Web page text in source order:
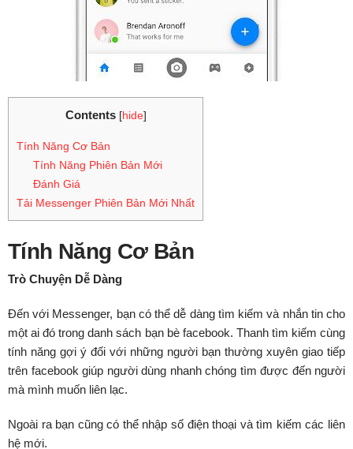
Contents [hide]
Tính Năng Cơ Bản
Tính Năng Phiên Bản Mới
Đánh Giá
Tải Messenger Phiên Bản Mới Nhất
Tính Năng Cơ Bản
Trò Chuyện Dễ Dàng
Đến với Messenger, bạn có thể dễ dàng tìm kiếm và nhắn tin cho
một ai đó trong danh sách bạn bè facebook. Thanh tìm kiếm cùng
tính năng gợi ý đối với những người bạn thường xuyên giao tiếp
trên facebook giúp người dùng nhanh chóng tìm được đến người
mà mình muốn liên lạc.
Ngoài ra bạn cũng có thể nhập số điện thoại và tìm kiếm các liên
hệ mới.